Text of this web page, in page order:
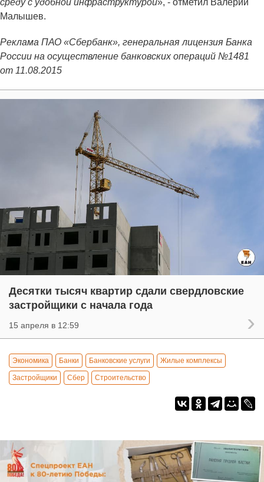
среду с удобной инфраструктурой», - отметил Валерий
Малышев.
Реклама ПАО «Сбербанк», генеральная лицензия Банка
России на осуществление банковских операций №1481
от 11.08.2015
Десятки тысяч квартир сдали свердловские
застройщики с начала года
15 апреля в 12:59
Экономика Банки Банковские услуги Жилые комплексы
Застройщики Сбер Строительство